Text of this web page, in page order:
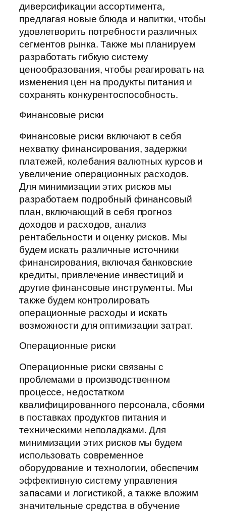
диверсификации ассортимента,
предлагая новые блюда и напитки, чтобы
удовлетворить потребности различных
сегментов рынка. Также мы планируем
разработать гибкую систему
ценообразования, чтобы реагировать на
изменения цен на продукты питания и
сохранять конкурентоспособность.
Финансовые риски
Финансовые риски включают в себя
нехватку финансирования, задержки
платежей, колебания валютных курсов и
увеличение операционных расходов.
Для минимизации этих рисков мы
разработаем подробный финансовый
план, включающий в себя прогноз
доходов и расходов, анализ
рентабельности и оценку рисков. Мы
будем искать различные источники
финансирования, включая банковские
кредиты, привлечение инвестиций и
другие финансовые инструменты. Мы
также будем контролировать
операционные расходы и искать
возможности для оптимизации затрат.
Операционные риски
Операционные риски связаны с
проблемами в производственном
процессе, недостатком
квалифицированного персонала, сбоями
в поставках продуктов питания и
техническими неполадками. Для
минимизации этих рисков мы будем
использовать современное
оборудование и технологии, обеспечим
эффективную систему управления
запасами и логистикой, а также вложим
значительные средства в обучение